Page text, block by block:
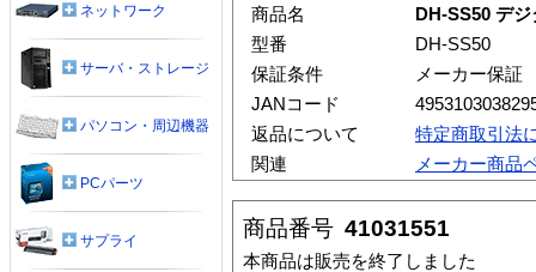
商品名
DH-SS50 デ
型番
DH-SS50
保証条件
メーカー保証
JANコード
返品について
特定商取引法
関連
メーカー商品
商品番号 41031551
本商品は販売を終了しました
ネットワーク
サーバ・ストレージ
パソコン・周辺機器
PCパーツ
サプライ